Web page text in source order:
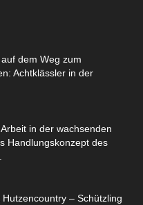
dem Weg zum
Achtklässler in der
in der wachsenden
Handlungskonzept des
– Schützling